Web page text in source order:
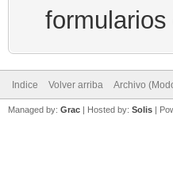
Indice Volver arriba Archivo
Managed by: Grac | Hosted by: Solis |